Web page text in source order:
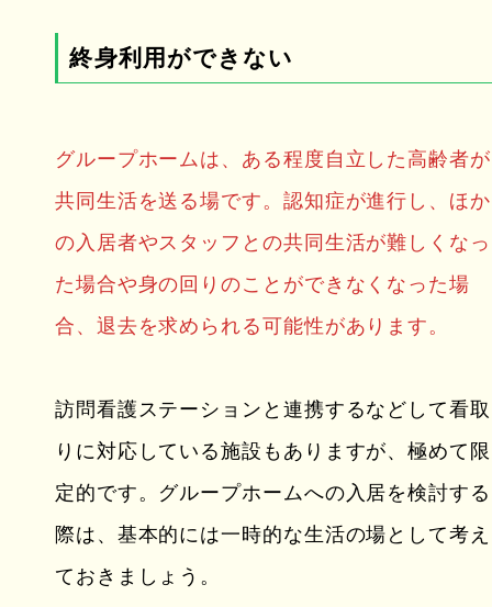
終身利用ができない
グループホームは、ある程度自立した高齢者が
共同生活を送る場です。認知症が進行し、ほか
の入居者やスタッフとの共同生活が難しくなっ
た場合や身の回りのことができなくなった場
合、退去を求められる可能性があります。
訪問看護ステーションと連携するなどして看取
りに対応している施設もありますが、極めて限
定的です。グループホームへの入居を検討する
際は、基本的には一時的な生活の場として考え
ておきましょう。